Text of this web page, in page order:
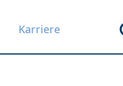
Karriere